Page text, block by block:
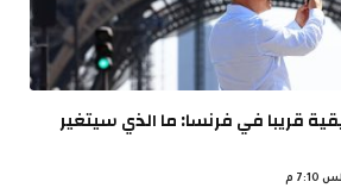
قريبا في فرنسا: ما الذي سيتغير